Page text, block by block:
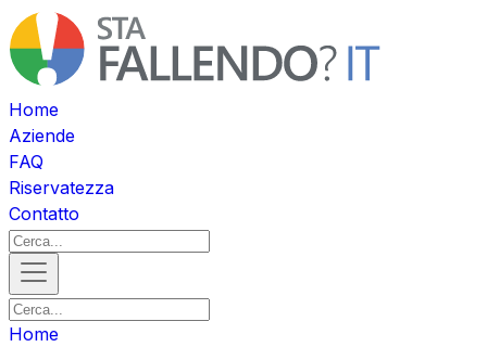
Home
Aziende
FAQ
Riservatezza
Contatto
Home